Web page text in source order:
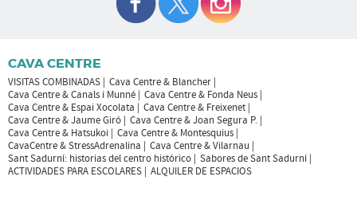
CAVA CENTRE
VISITAS COMBINADAS
Cava Centre & Blancher
Cava Centre & Canals i Munné
Cava Centre & Fonda Neus
Cava Centre & Espai Xocolata
Cava Centre & Freixenet
Cava Centre & Jaume Giró
Cava Centre & Joan Segura P.
Cava Centre & Hatsukoi
Cava Centre & Montesquius
CavaCentre & StressAdrenalina
Cava Centre & Vilarnau
Sant Sadurní: historias del centro histórico
Sabores de Sant Sadurní
ACTIVIDADES PARA ESCOLARES
ALQUILER DE ESPACIOS